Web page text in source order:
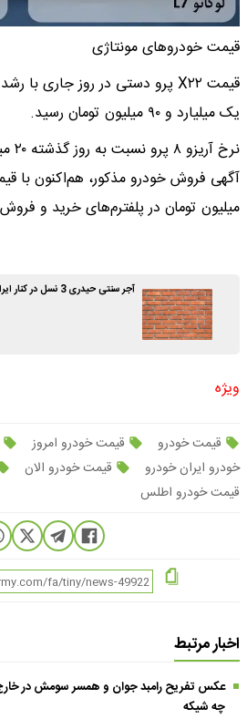
قیمت خودروهای مونتاژی
یک میلیارد و ۹۰ میلیون تومان رسید.
میلیون تومان در پلفترم‌های خرید و
آجر سنتی حیدری 3 نسل در کنار ایرانیان
ویژه
قیمت خودرو قیمت خودرو امروز
خودرو ایران خودرو
قیمت خودرو الان
قیمت خودرو اطلس
اخبار مرتبط
عکس تفریح رامبد جوان و همسر سومش در خارج
چه شیکه